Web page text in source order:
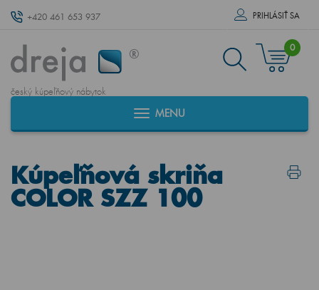
+420 461 653 937 PRIHLÁSIŤ SA
český kúpeľňový nábytok
0
MENU
Kúpeľňová skriňa
COLOR SZZ 100